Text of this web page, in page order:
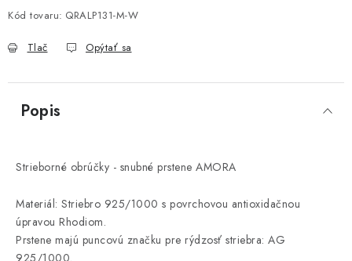
Kód tovaru: QRALP131-M-W
Tlač Opýtať sa
Popis
Strieborné obrúčky - snubné prstene AMORA
Materiál: Striebro 925/1000 s povrchovou antioxidačnou
úpravou Rhodiom.
Prstene majú puncovú značku pre rýdzosť striebra: AG
925/1000.